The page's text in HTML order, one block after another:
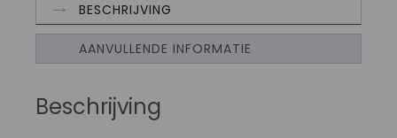
BESCHRIJVING
AANVULLENDE INFORMATIE
Beschrijving